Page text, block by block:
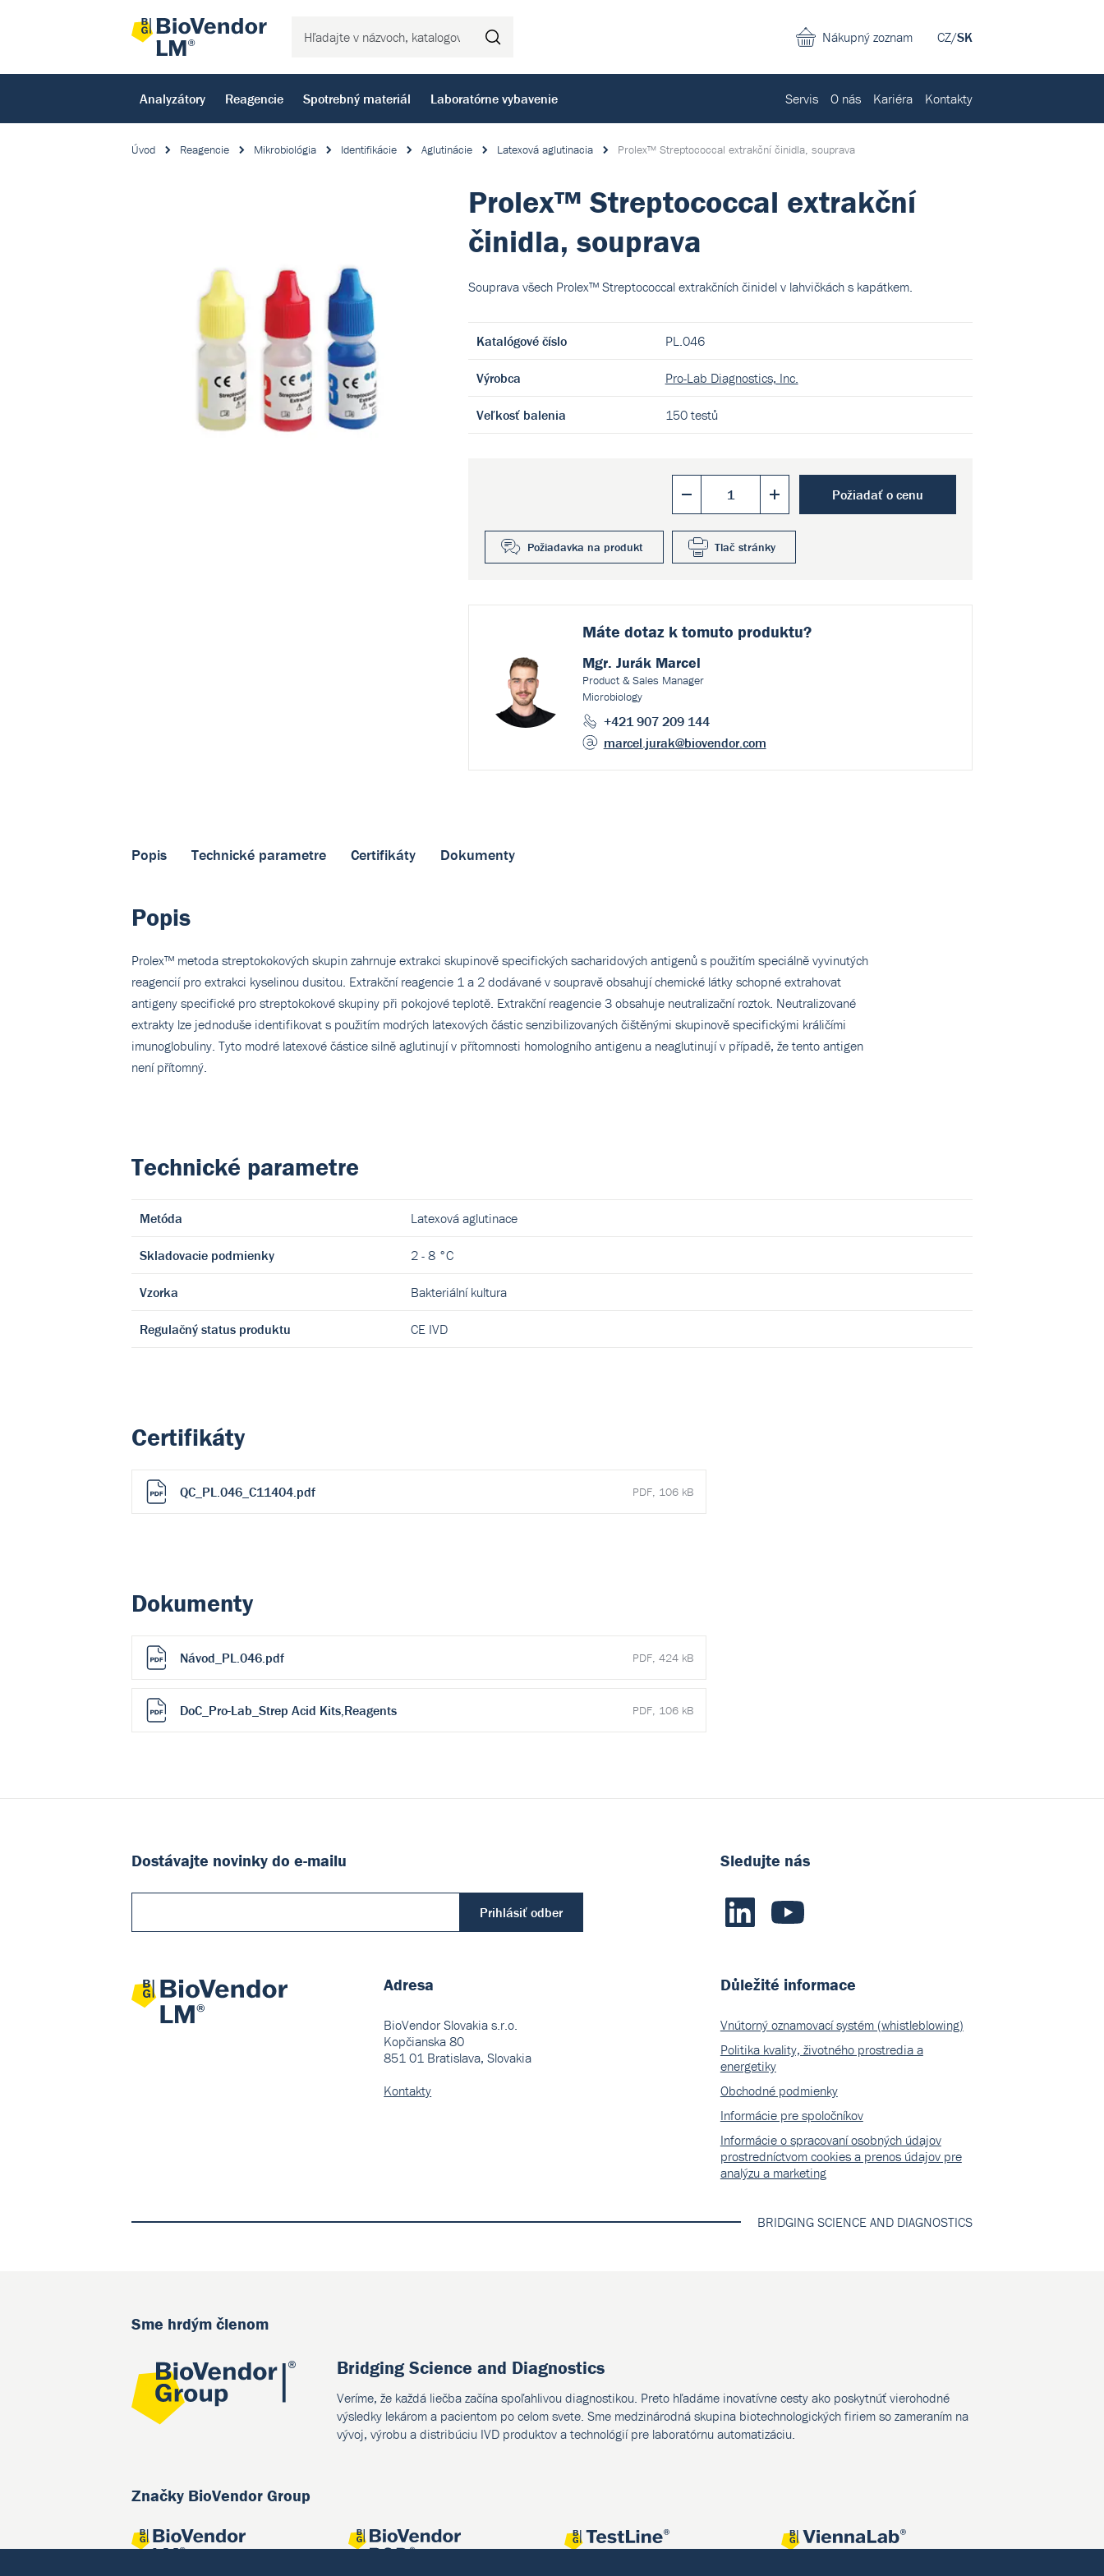
CZ/SK
Nákupný zoznam
Analyzátory Reagencie Spotrebný materiál Laboratórne vybavenie Servis O nás Kariéra Kontakty
Úvod Reagencie Mikrobiológia Identifikácie Aglutinácie Latexová aglutinacia Prolex™ Streptococcal extrakční činidla, souprava
Prolex™ Streptococcal extrakční
činidla, souprava
Souprava všech Prolex™ Streptococcal extrakčních činidel v lahvičkách s kapátkem.
Katalógové číslo PL.046
Výrobca Pro-Lab Diagnostics, Inc.
Veľkosť balenia 150 testů
Požiadať o cenu
Požiadavka na produkt Tlač stránky
Máte dotaz k tomuto produktu?
Mgr. Jurák Marcel
Product & Sales Manager
Microbiology
+421 907 209 144
marcel.jurak@biovendor.com
Popis Technické parametre Certifikáty Dokumenty
Popis
Prolex™ metoda streptokokových skupin zahrnuje extrakci skupinově specifických sacharidových antigenů s použitím speciálně vyvinutých
reagencií pro extrakci kyselinou dusitou. Extrakční reagencie 1 a 2 dodávané v soupravě obsahují chemické látky schopné extrahovat
antigeny specifické pro streptokokové skupiny při pokojové teplotě. Extrakční reagencie 3 obsahuje neutralizační roztok. Neutralizované
extrakty lze jednoduše identifikovat s použitím modrých latexových částic senzibilizovaných čištěnými skupinově specifickými králičími
imunoglobuliny. Tyto modré latexové částice silně aglutinují v přítomnosti homologního antigenu a neaglutinují v případě, že tento antigen
není přítomný.
Technické parametre
Metóda Latexová aglutinace
Skladovacie podmienky 2 - 8 °C
Vzorka Bakteriální kultura
Regulačný status produktu CE IVD
Certifikáty
QC_PL.046_C11404.pdf PDF, 106 kB
Dokumenty
Návod_PL.046.pdf PDF, 424 kB
DoC_Pro-Lab_Strep Acid Kits,Reagents PDF, 106 kB
Dostávajte novinky do e-mailu
Prihlásiť odber
Adresa
BioVendor Slovakia s.r.o.
Kopčianska 80
851 01 Bratislava, Slovakia
Kontakty
Sledujte nás
Důležité informace
Vnútorný oznamovací systém (whistleblowing)
Politika kvality, životného prostredia a
energetiky
Obchodné podmienky
Informácie pre spoločníkov
Informácie o spracovaní osobných údajov
prostredníctvom cookies a prenos údajov pre
analýzu a marketing
BRIDGING SCIENCE AND DIAGNOSTICS
Sme hrdým členom
Bridging Science and Diagnostics
Veríme, že každá liečba začína spoľahlivou diagnostikou. Preto hľadáme inovatívne cesty ako poskytnúť vierohodné
výsledky lekárom a pacientom po celom svete. Sme medzinárodná skupina biotechnologických firiem so zameraním na
vývoj, výrobu a distribúciu IVD produktov a technológií pre laboratórnu automatizáciu.
Značky BioVendor Group